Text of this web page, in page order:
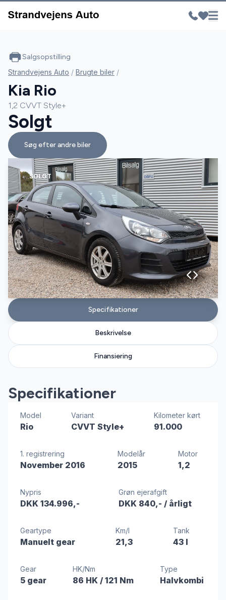
SOLGT
Specifikationer
Beskrivelse
Finansiering
Specifikationer
Model
Rio
Variant
CVVT Style+
Kilometer kørt
91.000
1. registrering
November 2016
Modelår
2015
Motor
1,2
Nypris
DKK 134.996,-
Grøn ejerafgift
DKK 840,- / årligt
Geartype
Manuelt gear
Km/l
21,3
Tank
43 l
Gear
5 gear
HK/Nm
86 HK / 121 Nm
Type
Halvkombi
Salgsopstilling
Strandvejens Auto / Brugte biler /
Kia Rio
1,2 CVVT Style+
Solgt
Søg efter andre biler